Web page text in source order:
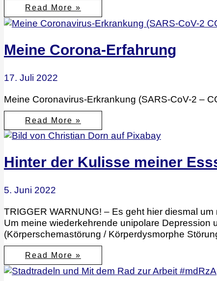
Sicher
Unterwegs
–
ADFC-
in
Lünen
Read More »
Meine Corona-Erfahrung
17. Juli 2022
Meine Coronavirus-Erkrankung (SARS-CoV-2 –
Meine
Corona-
Erfahrung
Read More »
Hinter der Kulisse meiner
5. Juni 2022
TRIGGER WARNUNG! – Es geht hier diesmal
Um meine wiederkehrende unipolare
(Körperschemastörung / Körperdysmorphe
Hinter
der
Kulisse
meiner
Read More »